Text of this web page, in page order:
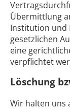
Übermittlung
Institution und
gesetzlichen
eine
verpflichtet
Löschung
Wir halten uns